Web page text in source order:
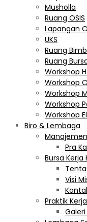
Musholla
Ruang OSIS
Lapangan
UKS
Ruang
Ruang
Workshop
Workshop
Workshop
Workshop
Workshop
Biro & Lembaga
Pra
Bursa Kerja
Visi
Praktik
Galeri